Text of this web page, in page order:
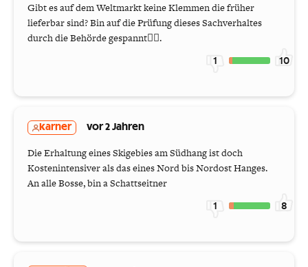
Gibt es auf dem Weltmarkt keine Klemmen die früher
lieferbar sind? Bin auf die Prüfung dieses Sachverhaltes
durch die Behörde gespannt🦹‍♀️.
1 10
karner vor 2 Jahren
Die Erhaltung eines Skigebies am Südhang ist doch
Kostenintensiver als das eines Nord bis Nordost Hanges.
An alle Bosse, bin a Schattseitner
1 8